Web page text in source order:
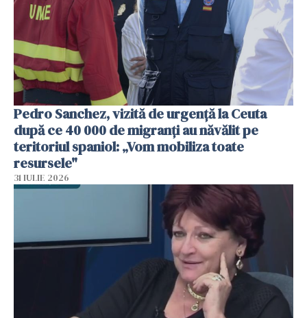
Pedro Sanchez, vizită de urgență la Ceuta
după ce 40 000 de migranți au năvălit pe
teritoriul spaniol: „Vom mobiliza toate
resursele"
31 IULIE 2026